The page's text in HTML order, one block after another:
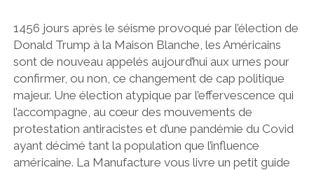
1456 jours après le séisme provoqué par l’élection de
Donald Trump à la Maison Blanche, les Américains
sont de nouveau appelés aujourd’hui aux urnes pour
confirmer, ou non, ce changement de cap politique
majeur. Une élection atypique par l’effervescence qui
l’accompagne, au cœur des mouvements de
protestation antiracistes et d’une pandémie du Covid
ayant décimé tant la population que l’influence
américaine. La Manufacture vous livre un petit guide